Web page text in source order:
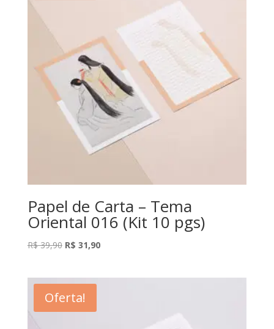
Papel de Carta – Tema
Oriental 016 (Kit 10 pgs)
R$39,90 O
era:
R$ 39,90.
R$ 31,90O
Oferta!